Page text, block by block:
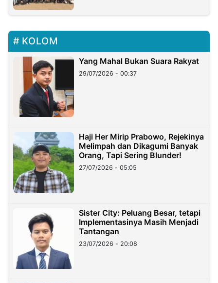
KOLOM
Yang Mahal Bukan Suara Rakyat
29/07/2026 - 00:37
Haji Her Mirip Prabowo, Rejekinya
Melimpah dan Dikagumi Banyak
Orang, Tapi Sering Blunder!
27/07/2026 - 05:05
Sister City: Peluang Besar, tetapi
Implementasinya Masih Menjadi
Tantangan
23/07/2026 - 20:08